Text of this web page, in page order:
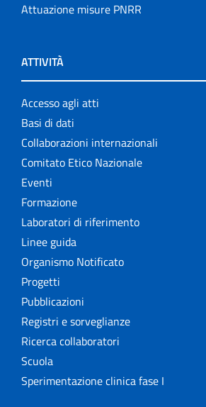
Attuazione misure PNRR
ATTIVITÀ
Accesso agli atti
Basi di dati
Collaborazioni internazionali
Comitato Etico Nazionale
Eventi
Formazione
Laboratori di riferimento
Linee guida
Organismo Notificato
Progetti
Pubblicazioni
Registri e sorveglianze
Ricerca collaboratori
Scuola
Sperimentazione clinica fase I